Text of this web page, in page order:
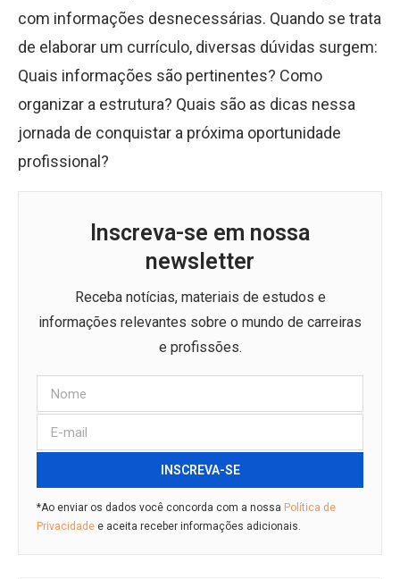
com informações desnecessárias. Quando se trata
de elaborar um currículo, diversas dúvidas surgem:
Quais informações são pertinentes? Como
organizar a estrutura? Quais são as dicas nessa
jornada de conquistar a próxima oportunidade
profissional?
Inscreva-se em nossa
newsletter
Receba notícias, materiais de estudos e
informações relevantes sobre o mundo de carreiras
e profissões.
INSCREVA-SE
*Ao enviar os dados você concorda com a nossa Política de
Privacidade e aceita receber informações adicionais.